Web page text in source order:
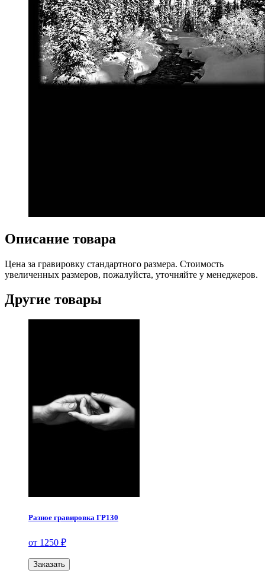
Описание товара
Цена за гравировку стандартного размера. Стоимость
увеличенных размеров, пожалуйста, уточняйте у менеджеров.
Другие товары
Разное гравировка ГР130
от 1250 ₽
Заказать